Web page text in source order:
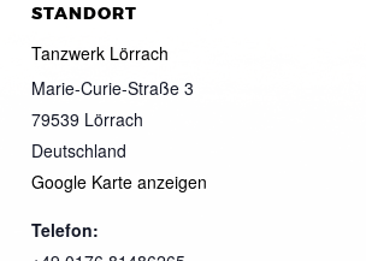
STANDORT
Tanzwerk Lörrach
Marie-Curie-Straße 3
79539 Lörrach
Deutschland
Google Karte anzeigen
Telefon: